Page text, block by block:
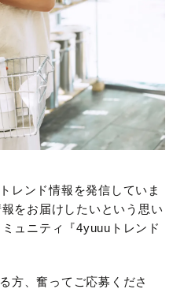
レンド情報を発信していま
をお届けしたいという思い
ュニティ『4yuuuトレンド
方、奮ってご応募くださ